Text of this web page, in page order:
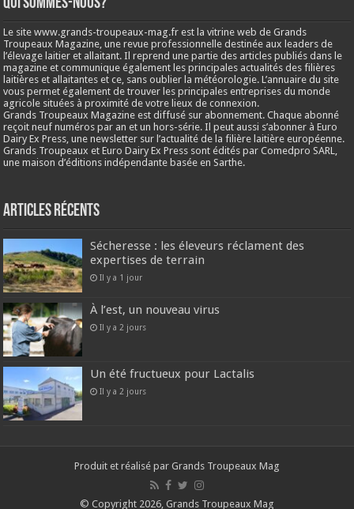
Le site www.grands-troupeaux-mag.fr est la vitrine web de Grands
Troupeaux Magazine, une revue professionnelle destinée aux leaders de
l’élevage laitier et allaitant. Il reprend une partie des articles publiés dans le
magazine et communique également les principales actualités des filières
laitières et allaitantes et ce, sans oublier la météorologie. L’annuaire du site
vous permet également de trouver les principales entreprises du monde
agricole situées à proximité de votre lieux de connexion.
Grands Troupeaux Magazine est diffusé sur abonnement. Chaque abonné
reçoit neuf numéros par an et un hors-série. Il peut aussi s’abonner à Euro
Dairy Ex Press, une newsletter sur l’actualité de la filière laitière européenne.
Grands Troupeaux et Euro Dairy Ex Press sont édités par Comedpro SARL,
une maison d’éditions indépendante basée en Sarthe.
Articles récents
Sécheresse : les éleveurs réclament des
expertises de terrain
Il y a 1 jour
À l’est, un nouveau virus
Il y a 2 jours
Un été fructueux pour Lactalis
Il y a 2 jours
Produit et réalisé par Grands Troupeaux Mag
© Copyright 2026, Grands Troupeaux Mag